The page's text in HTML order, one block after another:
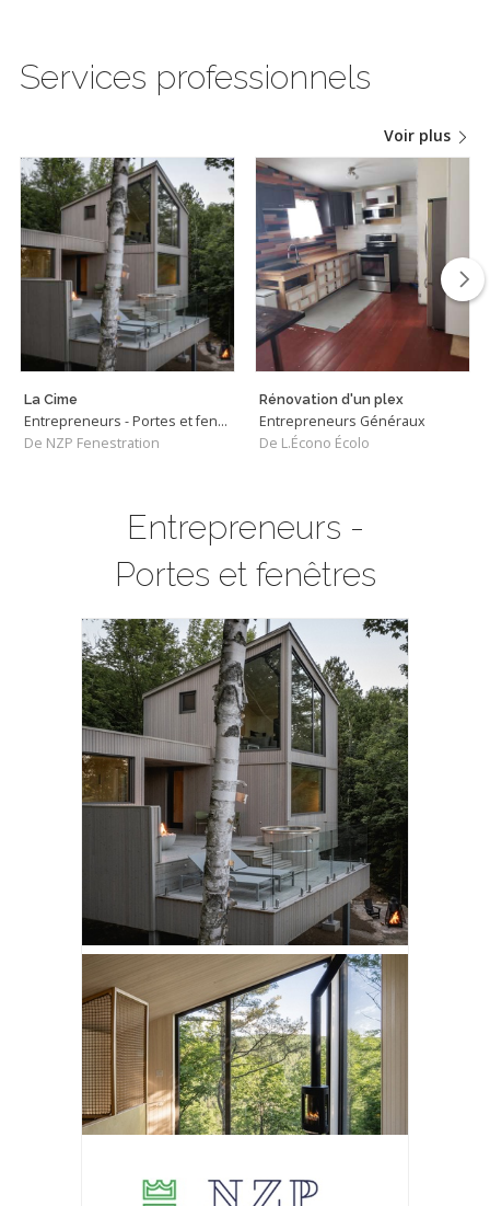
Services professionnels
Voir plus
La Cime
Entrepreneurs - Portes et fenêtres
De NZP Fenestration
Rénovation d'un plex
Entrepreneurs Généraux
De L.Écono Écolo
Entrepreneurs -
Portes et fenêtres